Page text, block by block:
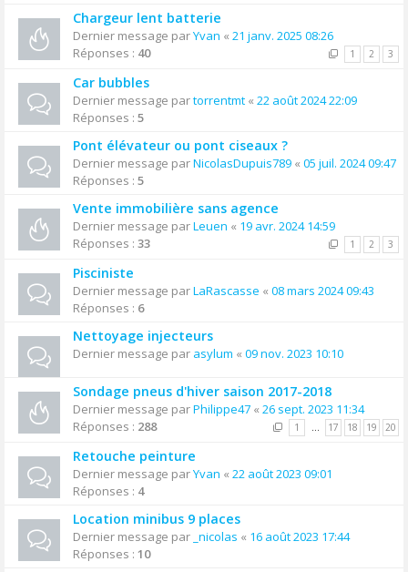
Chargeur lent batterie
Dernier message parYvan « 21 janv. 2025 08:26
Réponses : 40 1 2 3
Car bubbles
Dernier message partorrentmt « 22 août 2024 22:09
Réponses : 5
Pont élévateur ou pont ciseaux ?
Dernier message parNicolasDupuis789 « 05 juil. 2024 09:47
Réponses : 5
Vente immobilière sans agence
Dernier message parLeuen « 19 avr. 2024 14:59
Réponses : 33 1 2 3
Pisciniste
Dernier message parLaRascasse « 08 mars 2024 09:43
Réponses : 6
Nettoyage injecteurs
Dernier message par asylum « 09 nov. 2023 10:10
Sondage pneus d'hiver saison 2017-2018
Dernier message parPhilippe47 « 26 sept. 2023 11:34
Réponses : 288 1 … 17 18 19 20
Retouche peinture
Dernier message parYvan « 22 août 2023 09:01
Réponses : 4
Location minibus 9 places
Dernier message par _nicolas « 16 août 2023 17:44
Réponses : 10